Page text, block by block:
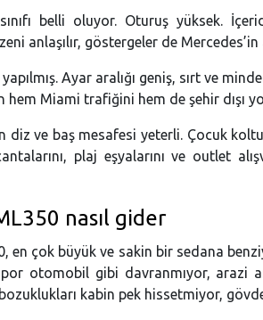
belli oluyor. Oturuş yüksek.
anlaşılır, göstergeler de Mercedes’in
Ayar aralığı geniş, sırt ve
Miami trafiğini hem de şehir dışı
diz ve baş mesafesi yeterli. Çocuk
plaj eşyalarını ve outlet
nasıl gider
en çok büyük ve sakin bir sedana
otomobil gibi davranmıyor, arazi
kabin pek hissetmiyor,